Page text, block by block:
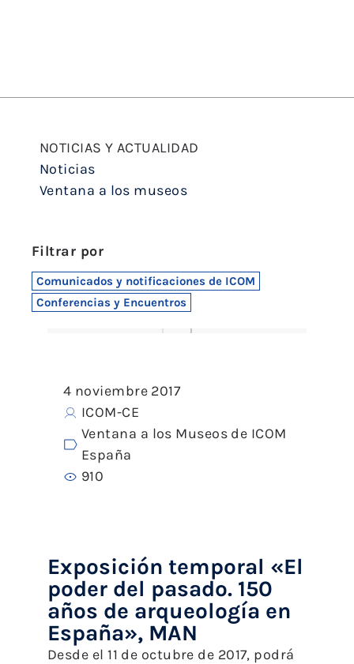
NOTICIAS Y ACTUALIDAD
Noticias
Ventana a los museos
Filtrar por
Comunicados y notificaciones de ICOM
Conferencias y Encuentros
4 noviembre 2017
ICOM-CE
Ventana a los Museos de ICOM
España
910
Exposición temporal «El
poder del pasado. 150
años de arqueología en
España», MAN
Desde el 11 de octubre de 2017, podrá